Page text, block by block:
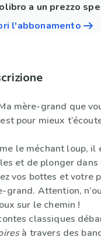
a un prezzo
l'abbonamento
mère-grand que
pour mieux
le méchant loup, il
et de plonger dans
vos bottes et votre
grand. Attention,
sur le chemin !
classiques
à travers des